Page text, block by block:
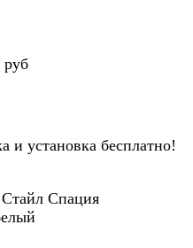
руб
и установка бесплатно!
Спация